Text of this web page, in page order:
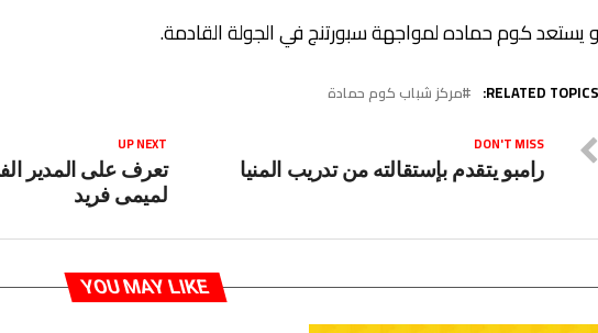
و يستعد كوم حماده لمواجهة سبورتنج في الجولة القادمة.
RELATED TOPICS: مركز شباب كوم حمادة
UP NEXT
تعرف على المدير
لميمى فريد
DON'T MISS
رامبو يتقدم بإستقالته من تدريب المنيا
YOU MAY LIKE